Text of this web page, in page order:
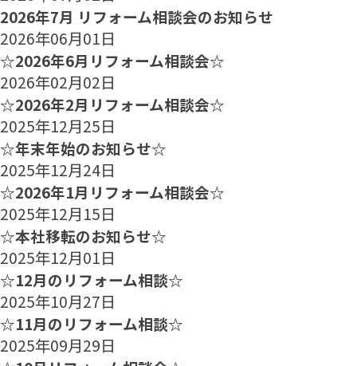
2026年7月 リフォーム相談会のお知らせ
2026年06月01日
☆2026年6月リフォーム相談会☆
2026年02月02日
☆2026年2月リフォーム相談会☆
2025年12月25日
☆年末年始のお知らせ☆
2025年12月24日
☆2026年1月リフォーム相談会☆
2025年12月15日
☆本社移転のお知らせ☆
2025年12月01日
☆12月のリフォーム相談☆
2025年10月27日
☆11月のリフォーム相談☆
2025年09月29日